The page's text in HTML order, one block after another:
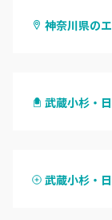
神奈川県の
武蔵小杉・
ハンドスカルプ
武蔵小杉・